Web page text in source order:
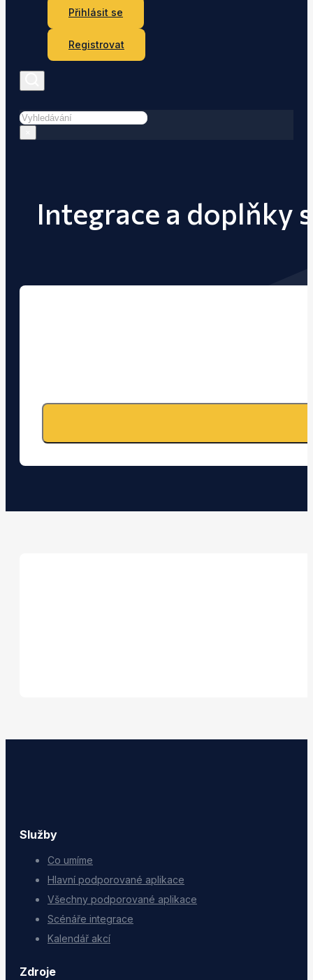
Přihlásit se
Registrovat
Hledat
Integrace a doplňky
Služby
Co umíme
Hlavní podporované aplikace
Všechny podporované aplikace
Scénáře integrace
Kalendář akcí
Zdroje